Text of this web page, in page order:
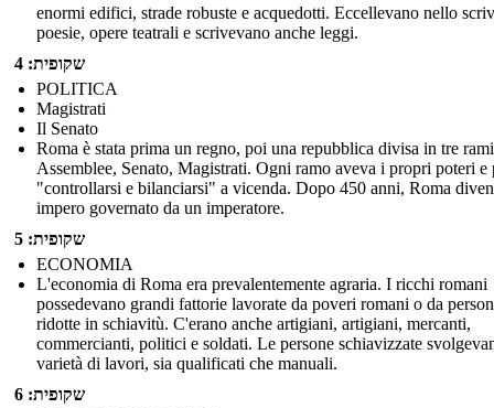
enormi edifici, strade robuste e acquedotti. Eccellevano nello
poesie, opere teatrali e scrivevano anche leggi.
שקופית: 4
POLITICA
Magistrati
Il Senato
Roma è stata prima un regno, poi una repubblica divisa in tre
Assemblee, Senato, Magistrati. Ogni ramo aveva i propri poteri e
"controllarsi e bilanciarsi" a vicenda. Dopo 450 anni, Roma
impero governato da un imperatore.
שקופית: 5
ECONOMIA
L'economia di Roma era prevalentemente agraria. I ricchi romani
possedevano grandi fattorie lavorate da poveri romani o da
ridotte in schiavitù. C'erano anche artigiani, artigiani, mercanti,
commercianti, politici e soldati. Le persone schiavizzate
varietà di lavori, sia qualificati che manuali.
שקופית: 6